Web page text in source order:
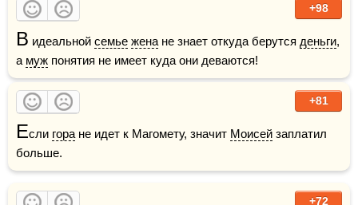
+98
В идеальной семье жена не знает откуда берутся деньги,
а муж понятия не имеет куда они деваются!
+81
Если гора не идет к Магомету, значит Моисей заплатил
больше.
+72